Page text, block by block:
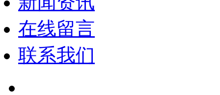
在线留言
联系我们